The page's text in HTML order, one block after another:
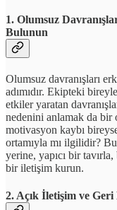
1. Olumsuz
Bulunun
Olumsuz davranışları
adımıdır. Ekipteki
etkiler yaratan
nedenini anlamak da
motivasyon kaybı
ortamıyla mı ilgilidir?
yerine, yapıcı bir
bir iletişim kurun.
2. Açık İletişim ve